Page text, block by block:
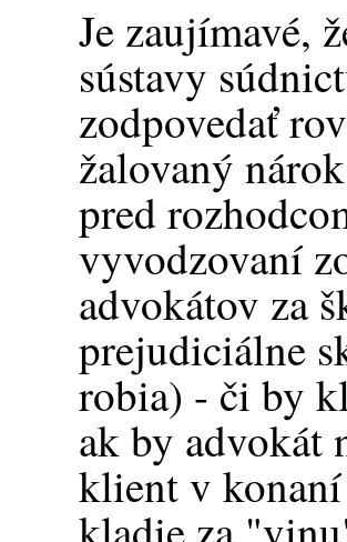
Je zaujímavé,
sústavy
zodpovedať
žalovaný
pred
vyvodzovaní
advokátov za
prejudiciálne
robia) - či by
ak by advokát
klient v